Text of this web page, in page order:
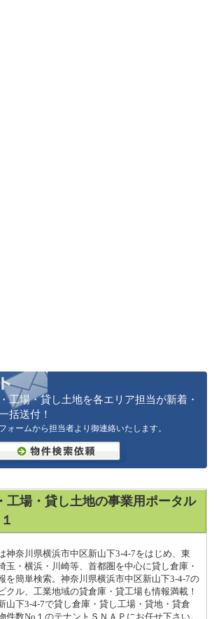
工場・貸し土地を各エリア担当が新着・
括送付！
ォームから担当者より御連絡いたします。
工場・貸し土地の事業用ポータル
神奈川県横浜市中区新山下3-4-7をはじめ、東
玉・横浜・川崎等、首都圏を中心に貸し倉庫・
を簡単検索。神奈川県横浜市中区新山下3-4-7の
クル、工業地域の貸倉庫・貸工場も情報満載！
山下3-4-7で貸し倉庫・貸し工場・貸地・貸倉
件数No１のテナントＳＮＡＰにお任せ下さい。